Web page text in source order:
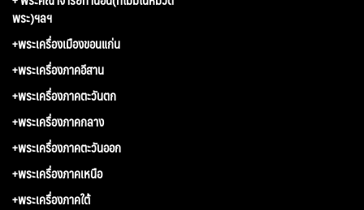
พระ)ฯลฯ
+พระเครื่องเมืองขอนแก่น
+พระเครื่องภาคอีสาน
+พระเครื่องภาคตะวันตก
+พระเครื่องภาคกลาง
+พระเครื่องภาคตะวันออก
+พระเครื่องภาคเหนือ
+พระเครื่องภาคใต้